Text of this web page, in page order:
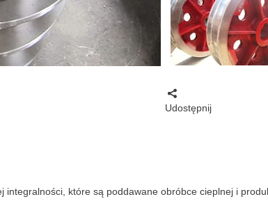
Udostępnij
integralności, które są poddawane obróbce cieplnej i